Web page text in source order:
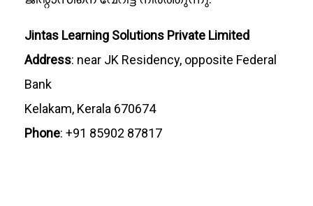
Jintas Learning Solutions Private Limited
Address: near JK Residency, opposite Federal
Bank
Kelakam, Kerala 670674
Phone: +91 85902 87817